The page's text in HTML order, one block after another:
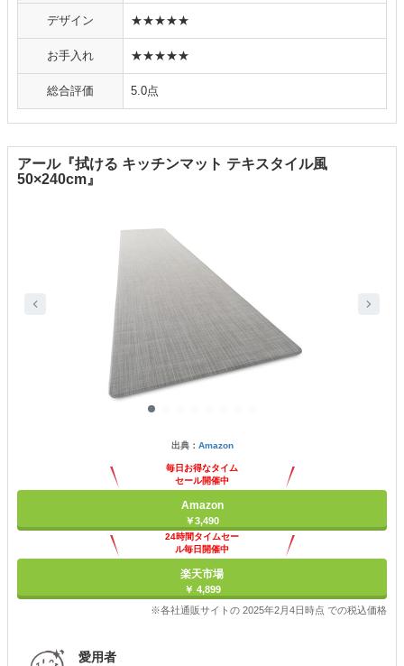
デザイン ★★★★★
お手入れ ★★★★★
総合評価 5.0点
アール『拭ける キッチンマット テキスタイル風
50×240cm』
出典： Amazon
毎日お得なタイム
セール開催中
Amazon
￥3,490
24時間タイムセー
ル毎日開催中
楽天市場
￥ 4,899
※各社通販サイトの 2025年2月4日時点 での税込価格
愛用者